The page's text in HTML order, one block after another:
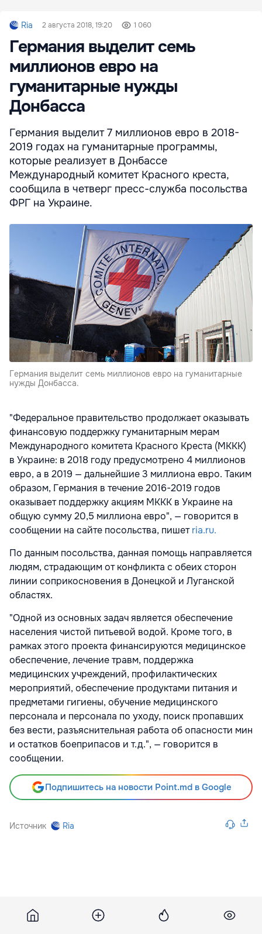
Ria 2 августа 2018, 19:20 1 060
Германия выделит семь
миллионов евро на
гуманитарные нужды
Донбасса
Германия выделит 7 миллионов евро в 2018-
2019 годах на гуманитарные программы,
которые реализует в Донбассе
Международный комитет Красного креста,
сообщила в четверг пресс-служба посольства
ФРГ на Украине.
Германия выделит семь миллионов евро на гуманитарные
нужды Донбасса.
"Федеральное правительство продолжает оказывать
финансовую поддержку гуманитарным мерам
Международного комитета Красного Креста (МККК)
в Украине: в 2018 году предусмотрено 4 миллионов
евро, а в 2019 — дальнейшие 3 миллиона евро. Таким
образом, Германия в течение 2016-2019 годов
оказывает поддержку акциям МККК в Украине на
общую сумму 20,5 миллиона евро", — говорится в
сообщении на сайте посольства, пишетria.ru.
По данным посольства, данная помощь направляется
людям, страдающим от конфликта с обеих сторон
линии соприкосновения в Донецкой и Луганской
областях.
"Одной из основных задач является обеспечение
населения чистой питьевой водой. Кроме того, в
рамках этого проекта финансируются медицинское
обеспечение, лечение травм, поддержка
медицинских учреждений, профилактических
мероприятий, обеспечение продуктами питания и
предметами гигиены, обучение медицинского
персонала и персонала по уходу, поиск пропавших
без вести, разъяснительная работа об опасности мин
и остатков боеприпасов и т.д.", — говорится в
сообщении.
Подпишитесь на новости Point.md в Google
Источник Ria